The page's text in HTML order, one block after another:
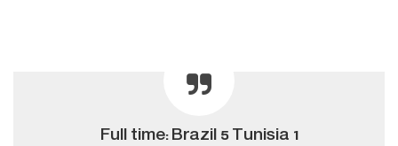
Full time: Brazil 5 Tunisia 1